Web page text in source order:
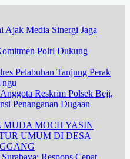
Ajak Media Sinergi Jaga
Polri Dukung
Pelabuhan Tanjung Perak
Reskrim Polsek Beji,
Penanganan Dugaan
MUDA MOCH YASIN
UMUM DI DESA
Respons Cepat